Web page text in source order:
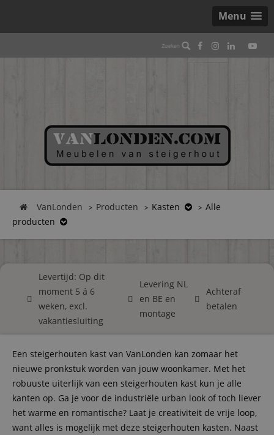
Menu
VanLonden Producten Kasten
Alle
producten
Levertijd: Op dit
moment 5 á 6
weken, excl.
vakantiesluiting
Levering NL
en BE en
montage
Achteraf
betalen
Een steigerhouten kast van VanLonden kan zomaar het
nieuwe pronkstuk worden van jouw woonkamer. Met het
robuuste uiterlijk van een steigerhouten kast kun je alle
kanten op. Ga je voor de industriële urban look of toch liever
het warme en romantische? Laat je creativiteit de vrije loop,
want alles is mogelijk met deze steigerhouten kasten. Naast